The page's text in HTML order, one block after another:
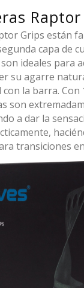
Grips están
capa de
ideales para
su agarre
la barra. Con
son
a dar la
transiciones